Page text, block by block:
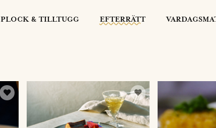
PLOCK & TILLTUGG EFTERRÄTT